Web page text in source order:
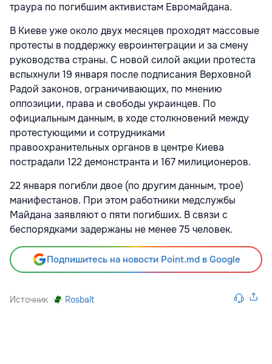
траура по погибшим активистам Евромайдана.
В Киеве уже около двух месяцев проходят массовые
протесты в поддержку евроинтеграции и за смену
руководства страны. С новой силой акции протеста
вспыхнули 19 января после подписания Верховной
Радой законов, ограничивающих, по мнению
оппозиции, права и свободы украинцев. По
официальным данным, в ходе столкновений между
протестующими и сотрудниками
правоохранительных органов в центре Киева
пострадали 122 демонстранта и 167 милиционеров.
22 января погибли двое (по другим данным, трое)
манифестанов. При этом работники медслужбы
Майдана заявляют о пяти погибших. В связи с
беспорядками задержаны не менее 75 человек.
Подпишитесь на новости Point.md в Google
Источник Rosbalt